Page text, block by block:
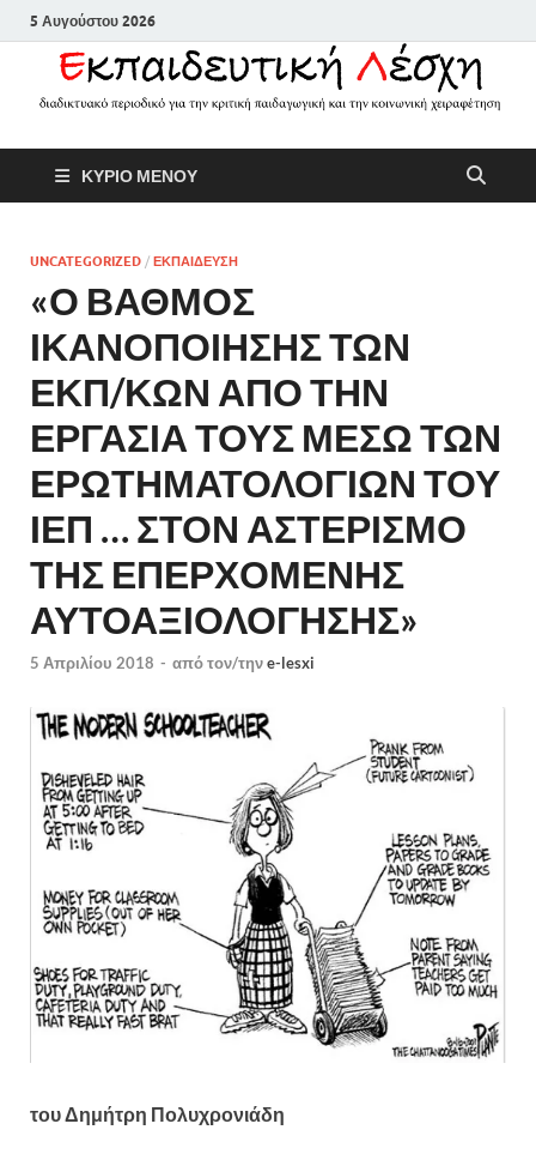
5 Αυγούστου 2026
κριτική παιδαγωγική και την
κοινωνική χειραφέτηση
ΚΥΡΙΟ ΜΕΝΟΥ
UNCATEGORIZED / ΕΚΠΑΙΔΕΥΣΗ
«Ο ΒΑΘΜΟΣ
ΙΚΑΝΟΠΟΙΗΣΗΣ ΤΩΝ
ΕΚΠ/ΚΩΝ ΑΠΟ ΤΗΝ
ΕΡΓΑΣΙΑ ΤΟΥΣ ΜΕΣΩ ΤΩΝ
ΕΡΩΤΗΜΑΤΟΛΟΓΙΩΝ ΤΟΥ
ΙΕΠ … ΣΤΟΝ ΑΣΤΕΡΙΣΜΟ
ΤΗΣ ΕΠΕΡΧΟΜΕΝΗΣ
ΑΥΤΟΑΞΙΟΛΟΓΗΣΗΣ»
5 Απριλίου 2018 - από τον/τηνe-lesxi
του Δημήτρη Πολυχρονιάδη